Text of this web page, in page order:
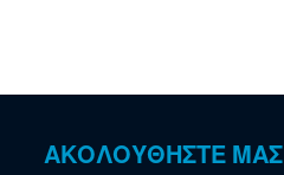
ΑΚΟΛΟΥΘΗΣΤΕ ΜΑΣ